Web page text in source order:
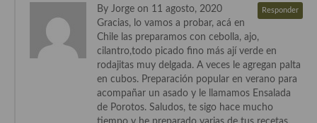
Cocina Austriaca
Cocina Belga
By Jorge on 11 agosto, 2020 Responder
Gracias, lo vamos a probar, acá en
Chile las preparamos con cebolla, ajo,
cilantro,todo picado fino más ají verde en
rodajitas muy delgada. A veces le agregan palta
en cubos. Preparación popular en verano para
acompañar un asado y le llamamos Ensalada
de Porotos. Saludos, te sigo hace mucho